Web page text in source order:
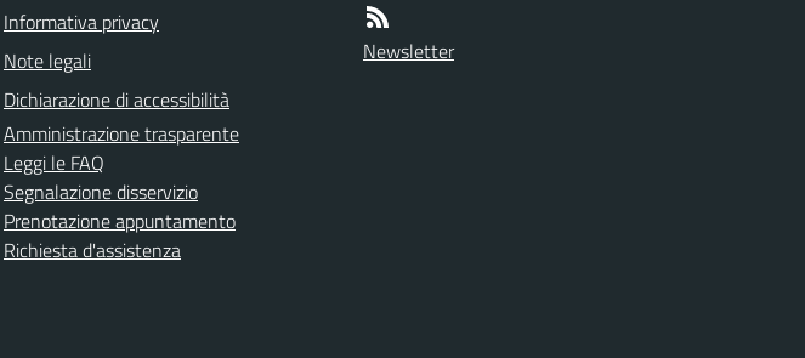
Informativa privacy
Note legali
Dichiarazione di accessibilità
Amministrazione trasparente
Leggi le FAQ
Segnalazione disservizio
Prenotazione appuntamento
Richiesta d'assistenza
Newsletter